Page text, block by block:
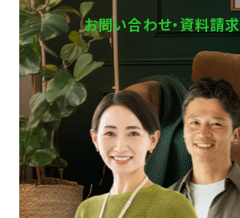
お問い合わせ・資料請求